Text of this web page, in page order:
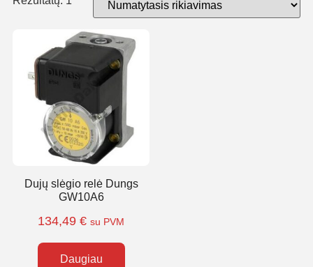
Dujų slėgio relė Dungs
GW10A6
134,49 € su PVM
Daugiau